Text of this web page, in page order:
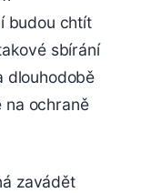
budou chtít
sbírání
dlouhodobě
na ochraně
zavádět